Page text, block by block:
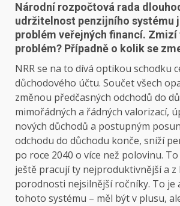
Národní rozpočtová rada
udržitelnost penzijního systému
problém veřejných financí.
problém? Případně o kolik se
NRR se na to dívá optikou schodku
důchodového účtu. Součet všech
změnou předčasných odchodů do
mimořádných a řádných valorizací,
nových důchodů a postupným
odchodu do důchodu konče, sníží
po roce 2040 o více než polovinu.
ještě pracují ty nejproduktivnější a z
porodnosti nejsilnější ročníky. To je
tohoto systému – měl být v plusu,